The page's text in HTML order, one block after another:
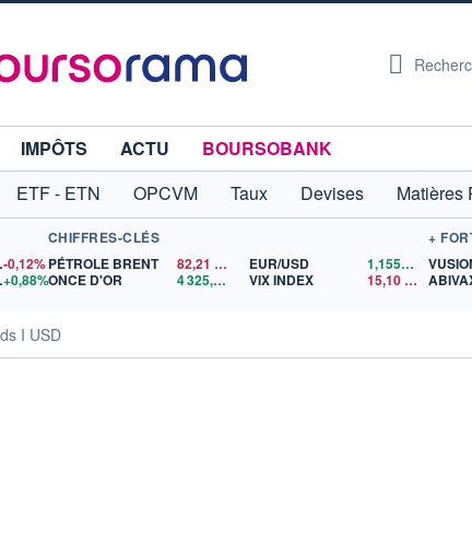
IMPÔTS ACTU
BOURSOBANK
ETF - ETN OPCVM Taux Devises Matières
-0,12%
+0,88%
CHIFFRES-CLÉS
PÉTROLE BRENT
82,21
ONCE D'OR
4 325,02 $US
EUR/USD 1,1558$US
VIX INDEX
15,10$US
+
I USD